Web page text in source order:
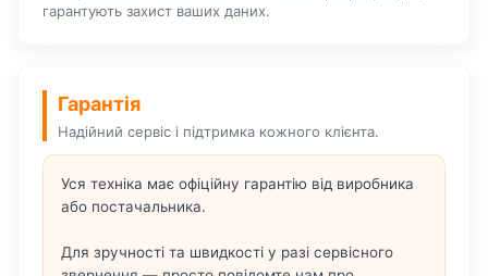
гарантують захист ваших даних.
Гарантія
Надійний сервіс і підтримка кожного клієнта.
Уся техніка має офіційну гарантію від виробника
або постачальника.
Для зручності та швидкості у разі сервісного